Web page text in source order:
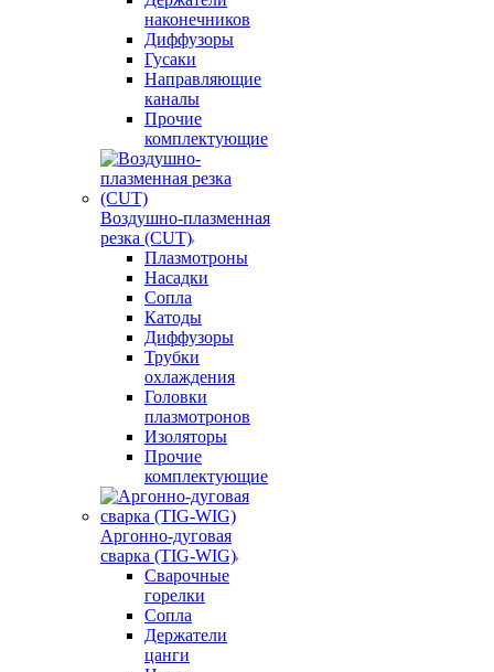
наконечников
Диффузоры
Гусаки
Направляющие
каналы
Прочие
комплектующие
Воздушно-плазменная
резка (CUT)
Плазмотроны
Насадки
Сопла
Катоды
Диффузоры
Трубки
охлаждения
Головки
плазмотронов
Изоляторы
Прочие
комплектующие
Аргонно-дуговая
сварка (TIG-WIG)
Сварочные
горелки
Сопла
Держатели
цанги